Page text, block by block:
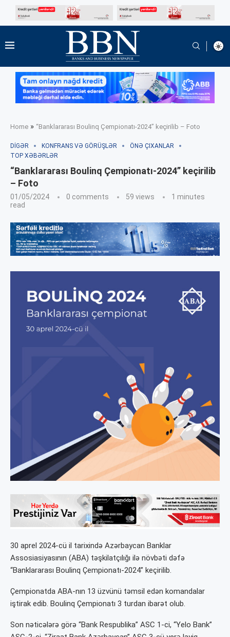
Home » “Banklararası Boulinq Çempionatı-2024” keçirilib – Foto
DIGƏR KONFRANS VƏ GÖRÜŞLƏR
ÖNƏ ÇIXANLAR
TOP XƏBƏRLƏR
“Banklararası Boulinq Çempionatı-2024” keçirilib
– Foto
01/05/2024 0 comments 59 views
1 minutes
read
30 aprel 2024-cü il tarixində Azərbaycan Banklar
Assosiasiyasının (ABA) təşkilatçılığı ilə növbəti dəfə
“Banklararası Boulinq Çempionatı-2024” keçirilib.
Çempionatda ABA-nın 13 üzvünü təmsil edən komandalar
iştirak edib. Boulinq Çempionatı 3 turdan ibarət olub.
Son nəticələrə görə “Bank Respublika” ASC 1-ci, “Yelo Bank”